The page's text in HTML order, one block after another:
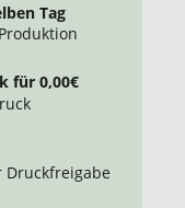
Tag
für 0,00€
Druckfreigabe